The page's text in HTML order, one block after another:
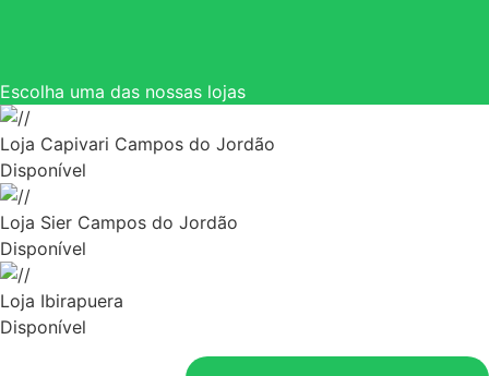
Escolha uma das nossas lojas
Loja Capivari Campos do Jordão
Disponível
Loja Sier Campos do Jordão
Disponível
Loja Ibirapuera
Disponível